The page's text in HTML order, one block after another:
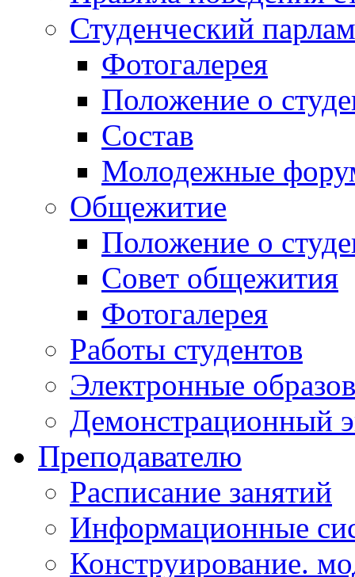
Студенческий
Фотогалерея
Положение о
Состав
Молодежные
Общежитие
Положение о
Совет общежития
Фотогалерея
Работы студентов
Электронные
Демонстрационный
Преподавателю
Расписание занятий
Информационные
Конструирование.